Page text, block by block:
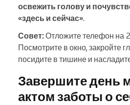
освежить голову и
«здесь и сейчас».
Совет:Отложите телефон на
Посмотрите в окно, закройте
посидите в тишине и
Завершите день
актом заботы о